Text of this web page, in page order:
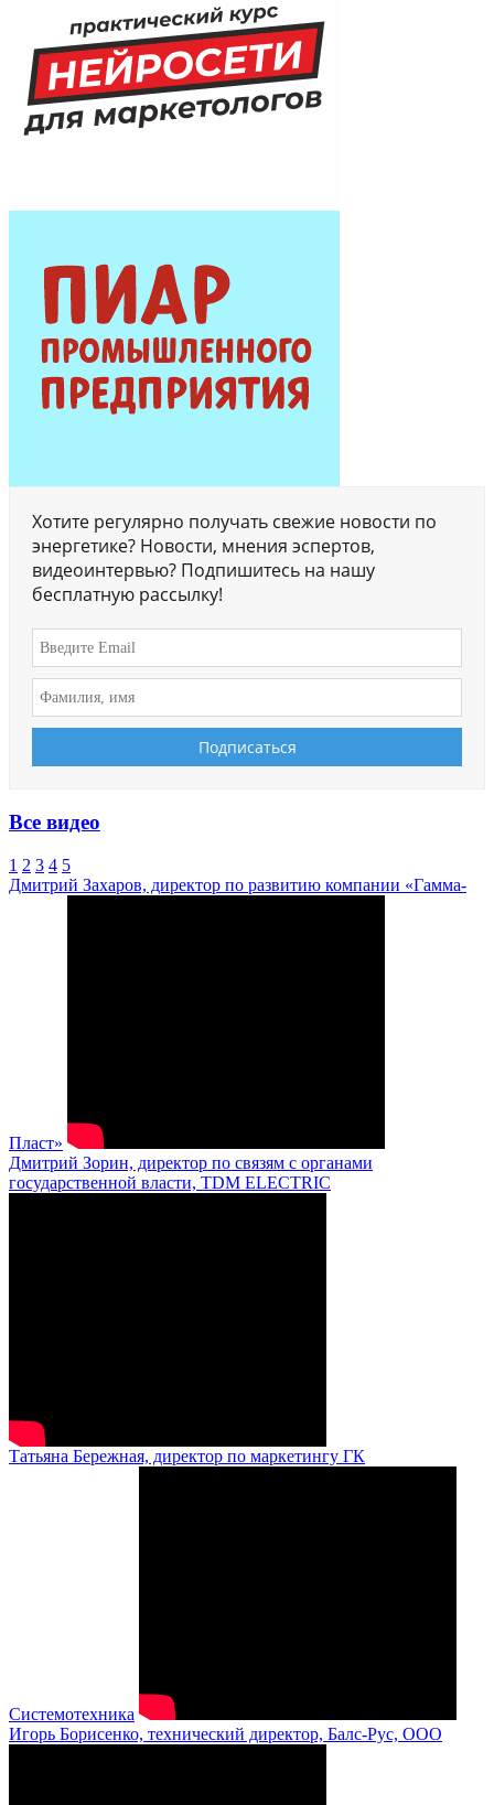
Хотите регулярно получать свежие новости по
энергетике? Новости, мнения эспертов,
видеоинтервью? Подпишитесь на нашу
бесплатную рассылку!
Все видео
1 2 3 4 5
Дмитрий Захаров, директор по развитию компании «Гамма-
Пласт»
Дмитрий Зорин, директор по связям с органами
государственной власти, TDM ELECTRIC
Татьяна Бережная, директор по маркетингу ГК
Системотехника
Игорь Борисенко, технический директор, Балс-Рус, ООО